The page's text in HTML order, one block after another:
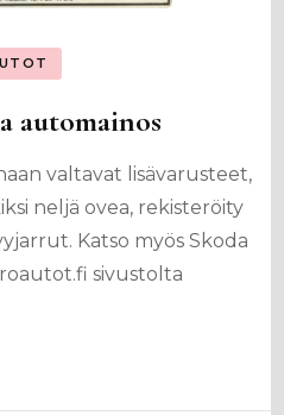
automainos
valtavat lisävarusteet,
neljä ovea, rekisteröity
Katso myös Skoda
sivustolta